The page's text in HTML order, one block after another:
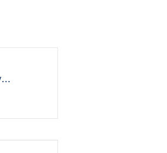
Gülen Derya Zayim Gider